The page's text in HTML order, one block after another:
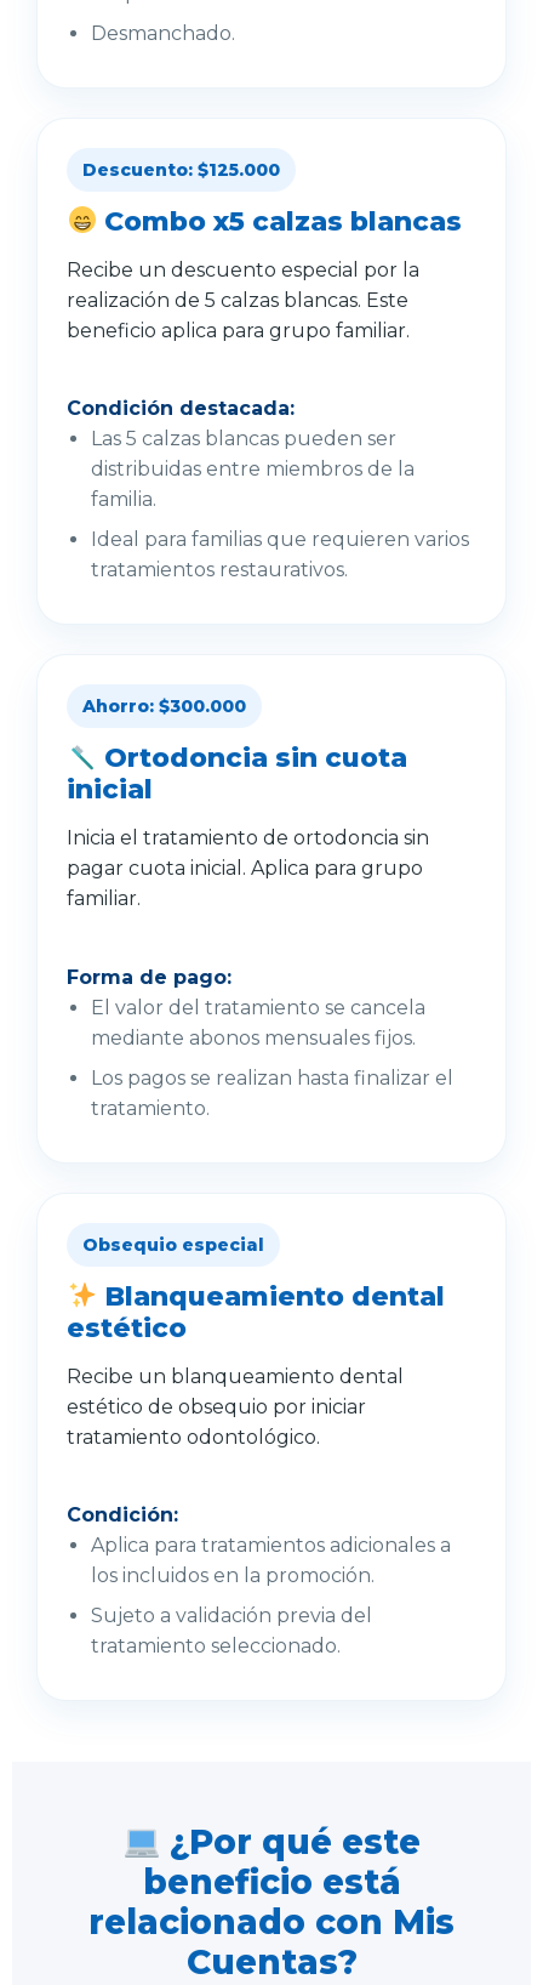
Desmanchado.
Descuento: $125.000
Combo x5 calzas blancas
Recibe un descuento especial por la
realización de 5 calzas blancas. Este
beneficio aplica para grupo familiar.
Condición destacada:
Las 5 calzas blancas pueden ser
distribuidas entre miembros de la
familia.
Ideal para familias que requieren varios
tratamientos restaurativos.
Ahorro: $300.000
Ortodoncia sin cuota
inicial
Inicia el tratamiento de ortodoncia sin
pagar cuota inicial. Aplica para grupo
familiar.
Forma de pago:
El valor del tratamiento se cancela
mediante abonos mensuales fijos.
Los pagos se realizan hasta finalizar el
tratamiento.
Obsequio especial
Blanqueamiento dental
estético
Recibe un blanqueamiento dental
estético de obsequio por iniciar
tratamiento odontológico.
Condición:
Aplica para tratamientos adicionales a
los incluidos en la promoción.
Sujeto a validación previa del
tratamiento seleccionado.
¿Por qué este
beneficio está
relacionado con Mis
Cuentas?